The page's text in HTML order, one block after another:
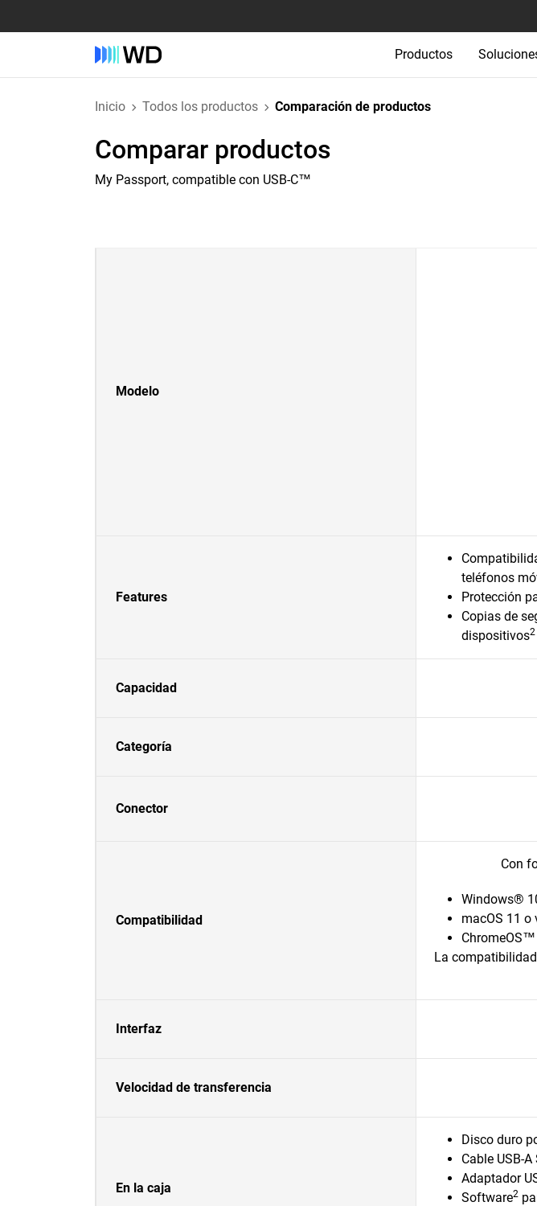
Productos
Inicio Todos los productos Comparación de productos
Comparar productos
My Passport, compatible con USB-C™
Modelo
Features
teléfonos
Protección
Copias de
dispositivos2
Capacidad
Categoría
Conector
Compatibilidad
Con
Windows®
macOS 11 o
ChromeOS™
La
Interfaz
Velocidad de transferencia
En la caja
Disco duro
Cable USB-
Adaptador
Software2